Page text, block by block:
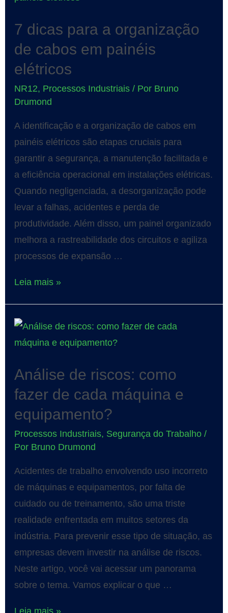
7 dicas para a organização
de cabos em painéis
elétricos
NR12, Processos Industriais/ Por Bruno
Drumond
A identificação e a organização de cabos em
painéis elétricos são etapas cruciais para
garantir a segurança, a manutenção facilitada e
a eficiência operacional em instalações elétricas.
Quando negligenciada, a desorganização pode
levar a falhas, acidentes e perda de
produtividade. Além disso, um painel organizado
melhora a rastreabilidade dos circuitos e agiliza
processos de expansão …
Leia mais »
Análise de riscos: como
fazer de cada máquina e
equipamento?
Processos Industriais, Segurança do Trabalho/
Por Bruno Drumond
Acidentes de trabalho envolvendo uso incorreto
de máquinas e equipamentos, por falta de
cuidado ou de treinamento, são uma triste
realidade enfrentada em muitos setores da
indústria. Para prevenir esse tipo de situação, as
empresas devem investir na análise de riscos.
Neste artigo, você vai acessar um panorama
sobre o tema. Vamos explicar o que …